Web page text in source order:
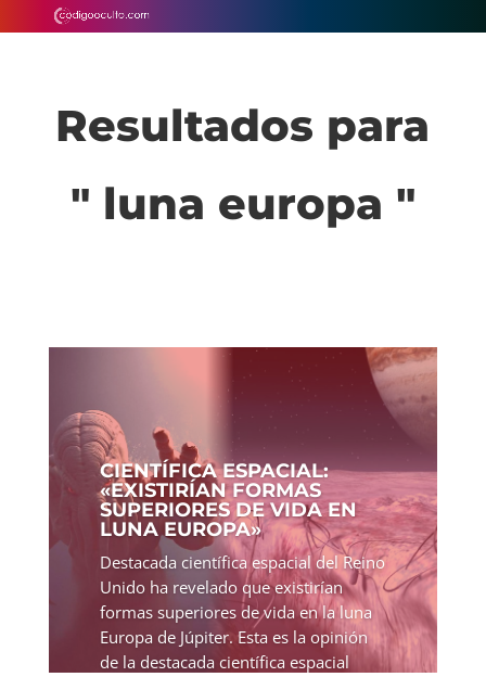
Resultados para
" luna europa "
CIENTÍFICA ESPACIAL:
«EXISTIRÍAN FORMAS
SUPERIORES DE VIDA EN
LUNA EUROPA»
Destacada científica espacial del Reino
Unido ha revelado que existirían
formas superiores de vida en la luna
Europa de Júpiter. Esta es la opinión
de la destacada científica espacial